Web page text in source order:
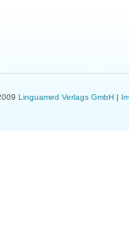
Linguamed Verlags GmbH|